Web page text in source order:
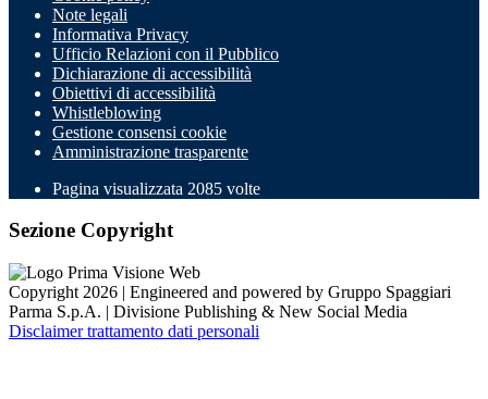
Note legali
Informativa Privacy
Ufficio Relazioni con il Pubblico
Dichiarazione di accessibilità
Obiettivi di accessibilità
Whistleblowing
Gestione consensi cookie
Amministrazione trasparente
Pagina visualizzata 2085 volte
Sezione Copyright
Copyright 2026 | Engineered and powered by Gruppo Spaggiari
Parma S.p.A. | Divisione Publishing & New Social Media
Disclaimer trattamento dati personali